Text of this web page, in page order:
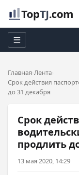
TopTJ.com
☰
Главная Лента
Срок действия
до 31 декабря
Срок
продлить
13 мая 2020, 14:29